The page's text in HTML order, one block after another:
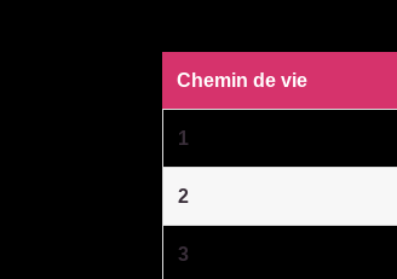
Chemin de vie
1
2
3